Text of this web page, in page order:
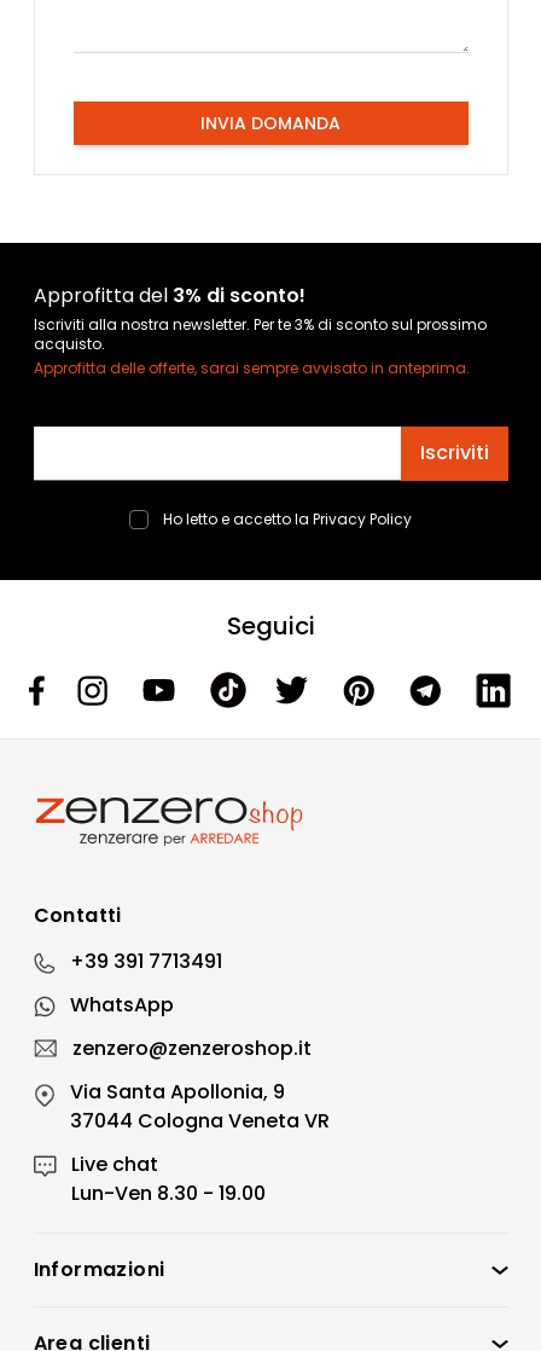
INVIA DOMANDA
Approfitta del 3% di sconto!
Iscriviti alla nostra newsletter. Per te 3% di sconto sul prossimo
acquisto.
Approfitta delle offerte, sarai sempre avvisato in anteprima.
Iscriviti
Ho letto e accetto la Privacy Policy
Seguici
Contatti
+39 391 7713491
WhatsApp
zenzero@zenzeroshop.it
Via Santa Apollonia, 9
37044 Cologna Veneta VR
Live chat
Lun-Ven 8.30 - 19.00
Informazioni
Condizioni di vendita
Area clienti